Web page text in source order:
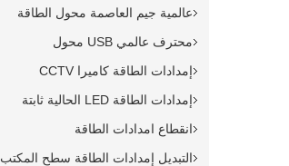
عالمية جيم العاصمة محول الطاقة
محترف عالمي USB محول
إمدادات الطاقة كاميرا CCTV
إمدادات الطاقة LED الحالية ثابتة
انقطاع امدادات الطاقة
التبديل إمدادات الطاقة سطح المكتب